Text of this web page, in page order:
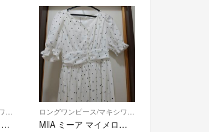
ロングワンピース/マキシワンピース
B328 MIIA バッククロスジャンスカ ブラック M 美品
ロングワンピース/マキシワンピース
MllA ミーア マイメロディ‼️総柄フレアワンピース 新品未使用タグ付き‼️